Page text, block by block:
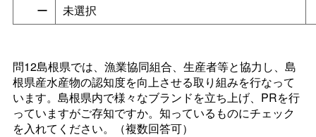
ー 未選択
問12島根県では、漁業協同組合、生産者等と協力し、島
根県産水産物の認知度を向上させる取り組みを行なって
います。島根県内で様々なブランドを立ち上げ、PRを行
っていますがご存知ですか。知っているものにチェック
を入れてください。（複数回答可）